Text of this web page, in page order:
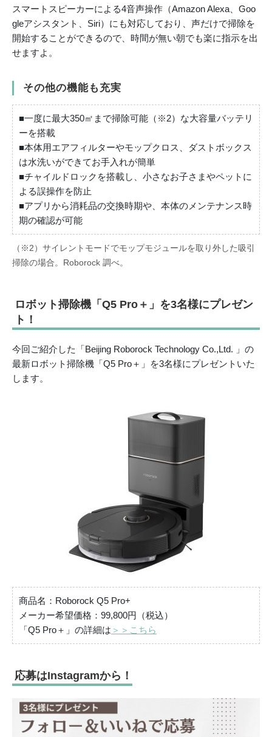
スマートスピーカーによる4音声操作（Amazon Alexa、Goo
gleアシスタント、Siri）にも対応しており、声だけで掃除を
開始することができるので、時間が無い朝でも楽に指示を出
せますよ。
その他の機能も充実
■一度に最大350㎡まで掃除可能（※2）な大容量バッテリ
ーを搭載
■本体用エアフィルターやモップクロス、ダストボックス
は水洗いができてお手入れが簡単
■チャイルドロックを搭載し、小さなお子さまやペットに
よる誤操作を防止
■アプリから消耗品の交換時期や、本体のメンテナンス時
期の確認が可能
（※2）サイレントモードでモップモジュールを取り外した吸引
掃除の場合。Roborock 調べ。
ロボット掃除機「Q5 Pro＋」を3名様にプレゼン
ト！
今回ご紹介した「Beijing Roborock Technology Co.,Ltd. 」の
最新ロボット掃除機「Q5 Pro＋」を3名様にプレゼントいた
します。
商品名：Roborock Q5 Pro+
メーカー希望価格：99,800円（税込）
「Q5 Pro＋」の詳細は ＞＞こちら
応募はInstagramから！